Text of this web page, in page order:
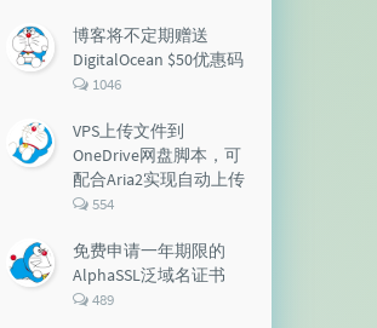
数：
博客将不定期赠送
DigitalOcean $50优惠码
评
数：
1046
VPS上传文件到
OneDrive网盘脚本，可
配合Aria2实现自动上传
评
数：
554
免费申请一年期限的
AlphaSSL泛域名证书
评
489